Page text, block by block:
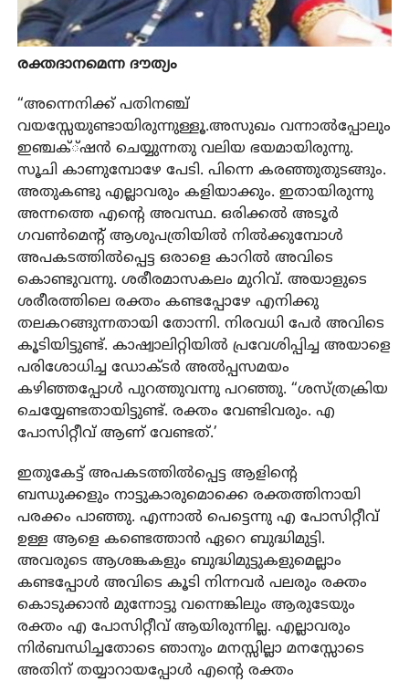
രക്തദാനമെന്ന ദൗത്യം
“അന്നെനിക്ക് പതിനഞ്ച്
വയസ്സേയുണ്ടായിരുന്നുള്ളൂ.അസുഖം വന്നാൽപ്പോലും
ഇഞ്ചക്്ഷൻ ചെയ്യുന്നതു വലിയ ഭയമായിരുന്നു.
സൂചി കാണുമ്പോഴേ പേടി. പിന്നെ കരഞ്ഞുതുടങ്ങും.
അതുകണ്ടു എല്ലാവരും കളിയാക്കും. ഇതായിരുന്നു
അന്നത്തെ എന്റെ അവസ്ഥ. ഒരിക്കൽ അടൂർ
ഗവൺമെന്റ് ആശുപത്രിയിൽ നിൽക്കുമ്പോൾ
അപകടത്തിൽപ്പെട്ട ഒരാളെ കാറിൽ അവിടെ
കൊണ്ടുവന്നു. ശരീരമാസകലം മുറിവ്. അയാളുടെ
ശരീരത്തിലെ രക്തം കണ്ടപ്പോഴേ എനിക്കു
തലകറങ്ങുന്നതായി തോന്നി. നിരവധി പേർ അവിടെ
കൂടിയിട്ടുണ്ട്. കാഷ്വാലിറ്റിയിൽ പ്രവേശിപ്പിച്ച അയാളെ
പരിശോധിച്ച ഡോക്ടർ അൽപ്പസമയം
കഴിഞ്ഞപ്പോൾ പുറത്തുവന്നു പറഞ്ഞു. “ശസ്ത്രക്രിയ
ചെയ്യേണ്ടതായിട്ടുണ്ട്. രക്തം വേണ്ടിവരും. എ
പോസിറ്റീവ് ആണ് വേണ്ടത്.’
ഇതുകേട്ട് അപകടത്തിൽപ്പെട്ട ആളിന്റെ
ബന്ധുക്കളും നാട്ടുകാരുമൊക്കെ രക്തത്തിനായി
പരക്കം പാഞ്ഞു. എന്നാൽ പെട്ടെന്നു എ പോസിറ്റീവ്
ഉള്ള ആളെ കണ്ടെത്താൻ ഏറെ ബുദ്ധിമുട്ടി.
അവരുടെ ആശങ്കകളും ബുദ്ധിമുട്ടുകളുമെല്ലാം
കണ്ടപ്പോൾ അവിടെ കൂടി നിന്നവർ പലരും രക്തം
കൊടുക്കാൻ മുന്നോട്ടു വന്നെങ്കിലും ആരുടേയും
രക്തം എ പോസിറ്റീവ് ആയിരുന്നില്ല. എല്ലാവരും
നിർബന്ധിച്ചതോടെ ഞാനും മനസ്സില്ലാ മനസ്സോടെ
അതിന് തയ്യാറായപ്പോൾ എന്റെ രക്തം